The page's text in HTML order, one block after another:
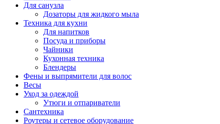
Для санузла
Дозаторы для жидкого мыла
Техника для кухни
Для напитков
Посуда и приборы
Чайники
Кухонная техника
Блендеры
Фены и выпрямители для волос
Весы
Уход за одеждой
Утюги и отпариватели
Сантехника
Роутеры и сетевое оборудование